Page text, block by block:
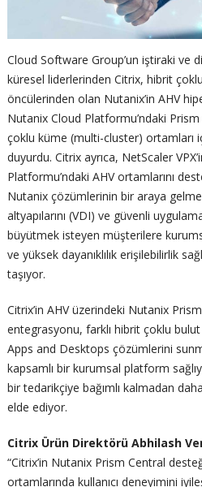
Cloud Software Group’un iştiraki ve
küresel liderlerinden Citrix, hibrit
öncülerinden olan Nutanix’in AHV
Nutanix Cloud Platformu’ndaki
çoklu küme (multi-cluster) ortamları
duyurdu. Citrix ayrıca, NetScaler
Platformu’ndaki AHV ortamlarını
Nutanix çözümlerinin bir araya
altyapılarını (VDI) ve güvenli
büyütmek isteyen müşterilere
ve yüksek dayanıklılık erişilebilirlik
taşıyor.
Citrix’in AHV üzerindeki Nutanix
entegrasyonu, farklı hibrit çoklu
Apps and Desktops çözümlerini
kapsamlı bir kurumsal platform
bir tedarikçiye bağımlı kalmadan
elde ediyor.
Citrix Ürün Direktörü Abhilash
“Citrix’in Nutanix Prism Central
ortamlarında kullanıcı deneyimini